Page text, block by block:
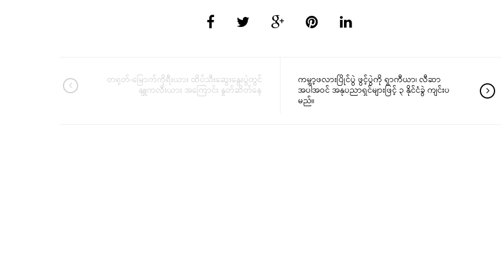
တရုတ်-မြောက်ကိုရီးယား ထိပ်သီးဆွေးနွေးပွဲတွင်
နျူကလီးယား အကြောင်း နှုတ်ဆိတ်နေ
ကမ္ဘာ့ဖလားပြိုင်ပွဲ ဖွင့်ပွဲကို ရှာကီယာ၊ လီဆာ
အပါအဝင် အနုပညာရှင်များဖြင့် ၃ နိုင်ငံခွဲ ကျင်းပ
မည်။